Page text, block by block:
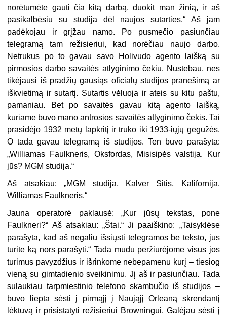
norėtumėte gauti čia kitą darbą, duokit man žinią, ir aš
pasikalbėsiu su studija dėl naujos sutarties.“ Aš jam
padėkojau ir grįžau namo. Po pusmečio pasiunčiau
telegramą tam režisieriui, kad norėčiau naujo darbo.
Netrukus po to gavau savo Holivudo agento laišką su
pirmosios darbo savaitės atlyginimo čekiu. Nustebau, nes
tikėjausi iš pradžių gausiąs oficialų studijos pranešimą ar
iškvietimą ir sutartį. Sutartis vėluoja ir ateis su kitu paštu,
pamaniau. Bet po savaitės gavau kitą agento laišką,
kuriame buvo mano antrosios savaitės atlyginimo čekis. Tai
prasidėjo 1932 metų lapkritį ir truko iki 1933-iųjų gegužės.
O tada gavau telegramą iš studijos. Ten buvo parašyta:
„Williamas Faulkneris, Oksfordas, Misisipės valstija. Kur
jūs? MGM studija.“
Aš atsakiau: „MGM studija, Kalver Sitis, Kalifornija.
Williamas Faulkneris.“
Jauna operatorė paklausė: „Kur jūsų tekstas, pone
Faulkneri?“ Aš atsakiau: „Štai.“ Ji paaiškino: „Taisyklėse
parašyta, kad aš negaliu išsiųsti telegramos be teksto, jūs
turite ką nors parašyti.“ Tada mudu peržiūrėjome visus jos
turimus pavyzdžius ir išrinkome nebepamenu kurį – tiesiog
vieną su gimtadienio sveikinimu. Jį aš ir pasiunčiau. Tada
sulaukiau tarpmiestinio telefono skambučio iš studijos –
buvo liepta sėsti į pirmąjį į Naująjį Orleaną skrendantį
lėktuvą ir prisistatyti režisieriui Browningui. Galėjau sėsti į